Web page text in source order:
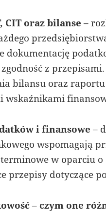
CIT oraz bilanse –
dokumentację
z
bilansu oraz
wskaźnikami
i finansowe –
wspomagają
w oparciu
przepisy dotyczące
– czym one